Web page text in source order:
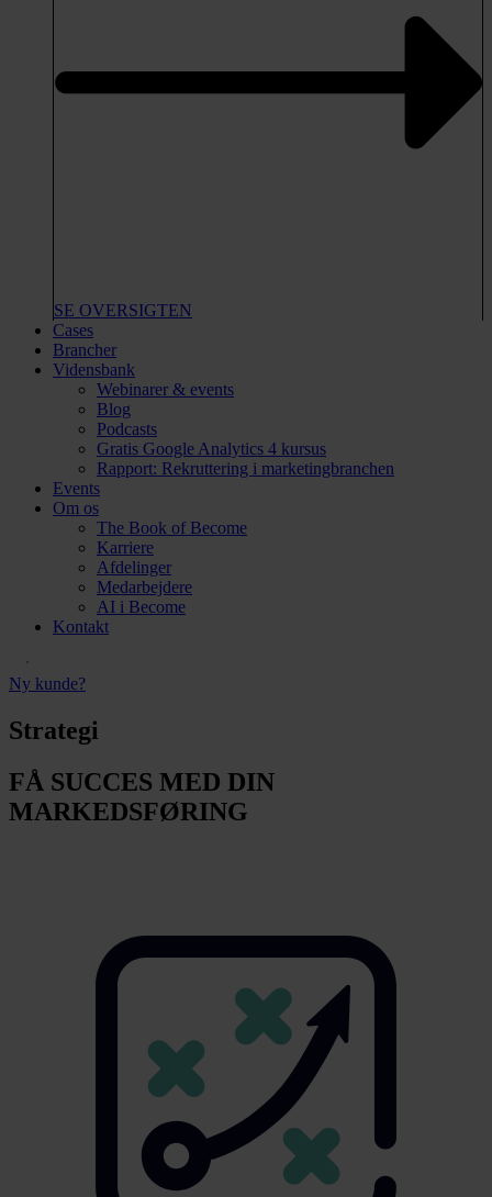
SE OVERSIGTEN
Cases
Brancher
Vidensbank
Webinarer & events
Blog
Podcasts
Gratis Google Analytics 4 kursus
Rapport: Rekruttering i marketingbranchen
Events
Om os
The Book of Become
Karriere
Afdelinger
Medarbejdere
AI i Become
Kontakt
Ny kunde?
Strategi
FÅ SUCCES MED DIN
MARKEDSFØRING